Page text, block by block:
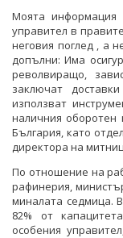
Моята информация
управител в
неговия поглед , а
допълни: Има
револвиращо,
заключат
използват
наличния оборотен
България, като
директора на
По отношение на
рафинерия,
миналата седмица.
82% от
особения